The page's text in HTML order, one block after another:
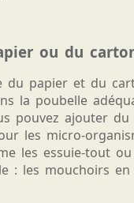
ou du
du papier et du
la poubelle
pouvez ajouter
les micro-
les essuie-tout
: les mouchoirs